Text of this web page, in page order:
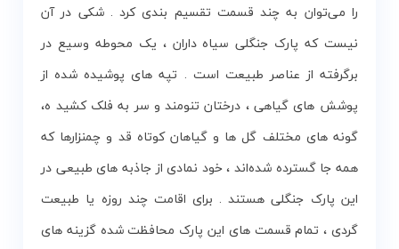
را می‌توان به چند قسمت تقسیم بندی کرد . شکی در آن
نیست که پارک جنگلی سیاه داران ، یک محوطه وسیع در
برگرفته از عناصر طبیعت است . تپه های پوشیده شده از
پوشش های گیاهی ، درختان تنومند و سر به فلک کشید ه،
گونه های مختلف گل ها و گیاهان کوتاه قد و چمنزارها که
همه جا گسترده شده‌اند ، خود نمادی از جاذبه های طبیعی در
این پارک جنگلی هستند . برای اقامت چند روزه یا طبیعت
گردی ، تمام قسمت های این پارک محافظت شده گزینه های